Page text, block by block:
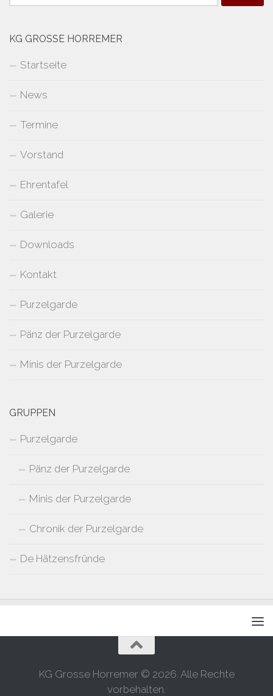
nach:
KG GROSSE HORREMER
Startseite
News
Termine
Vorstand
Ehrentafel
Galerie
Downloads
Kontakt
Purzelgarde
Pänz der Purzelgarde
Minis der Purzelgarde
GRUPPEN
Purzelgarde
Pänz der Purzelgarde
Minis der Purzelgarde
Chronik der Purzelgarde
De Hätzensfründe
KG Grosse Horremer © 2026. Alle Rechte
vorbehalten.